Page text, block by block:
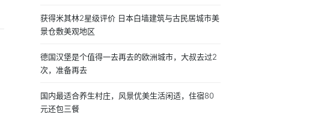
获得米其林2星级评价 日本白墙建筑与古民居城市美
景仓敷美观地区
德国汉堡是个值得一去再去的欧洲城市，大叔去过2
次，准备再去
国内最适合养生村庄，风景优美生活闲适，住宿80
元还包三餐